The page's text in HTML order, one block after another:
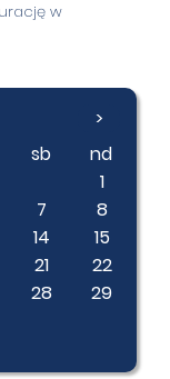
w
>
sb
nd
1
7
8
14
15
21
22
28
29